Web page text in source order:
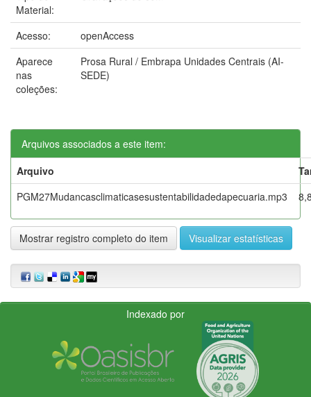
Material:
Acesso:
openAccess
Aparece
nas
coleções:
Prosa Rural / Embrapa Unidades Centrais (AI-
SEDE)
Arquivos associados a este item:
Arquivo
PGM27Mudancasclimaticasesustentabilidadedapecuaria.mp3
Mostrar registro completo do item Visualizar estatísticas
Indexado por